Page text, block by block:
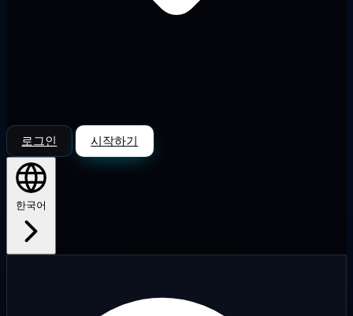
로그인 시작하기
한국어